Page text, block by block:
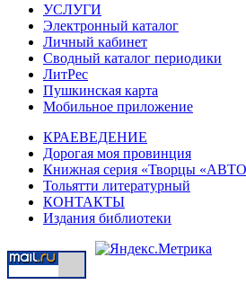
УСЛУГИ
Электронный каталог
Личный кабинет
Сводный каталог периодики
ЛитРес
Пушкинская карта
Мобильное приложение
КРАЕВЕДЕНИЕ
Дорогая моя провинция
Книжная серия «Творцы
Тольятти литературный
КОНТАКТЫ
Издания библиотеки